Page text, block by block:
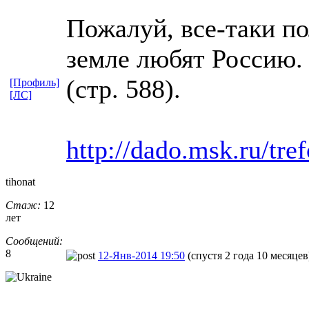
Пожалуй, все-таки
земле любят Россию.
(стр. 588).
http://dado.msk.ru/
[Профиль]
[ЛС]
tihonat
Стаж: 12
лет
Сообщений:
8
12-Янв-2014 19:50 (спустя 2 года 10